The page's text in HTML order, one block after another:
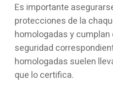
Es importante
protecciones de la
homologadas y
seguridad
homologadas suelen
que lo certifica.